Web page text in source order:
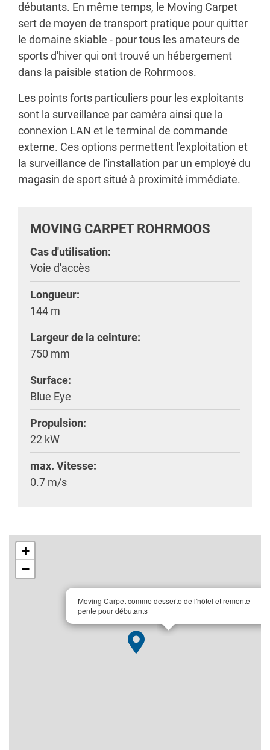
débutants. En même temps, le Moving Carpet
sert de moyen de transport pratique pour quitter
le domaine skiable - pour tous les amateurs de
sports d'hiver qui ont trouvé un hébergement
dans la paisible station de Rohrmoos.
Les points forts particuliers pour les exploitants
sont la surveillance par caméra ainsi que la
connexion LAN et le terminal de commande
externe. Ces options permettent l'exploitation et
la surveillance de l'installation par un employé du
magasin de sport situé à proximité immédiate.
MOVING CARPET ROHRMOOS
Cas d'utilisation:
Voie d'accès
Longueur:
144 m
Largeur de la ceinture:
750 mm
Surface:
Blue Eye
Propulsion:
22 kW
max. Vitesse:
0.7 m/s
Moving Carpet comme desserte de l'hôtel et remonte-
pente pour débutants
+
−